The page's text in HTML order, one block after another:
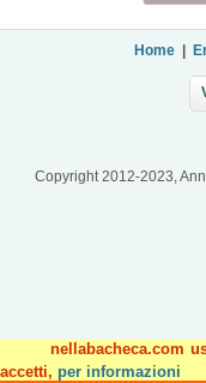
nellabacheca.com usa
accetti, per informazioni
Home|
Copyright 2012-2023,